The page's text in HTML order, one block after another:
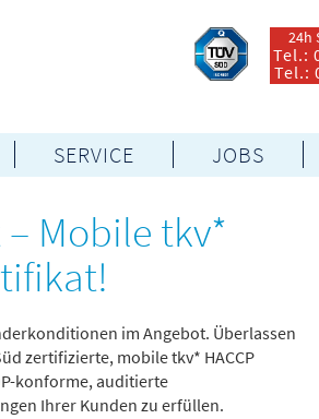
24h
Tel.:
Tel.:
SERVICE JOBS
Mobile tkv*
im Angebot. Überlassen
zertifizierte, mobile tkv* HACCP
konforme, auditierte
Ihrer Kunden zu erfüllen.